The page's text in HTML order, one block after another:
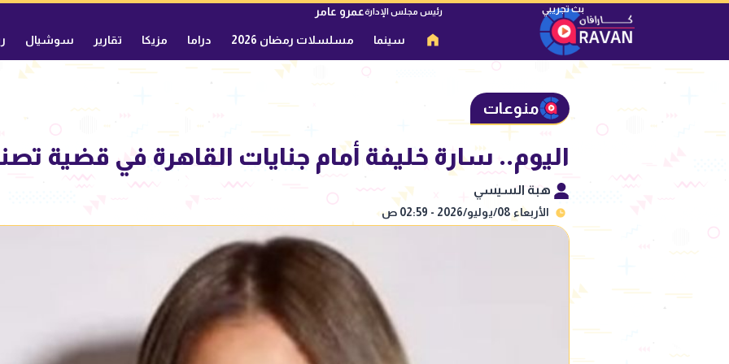
رئيس مجلس الإدارةعمرو عامر
سينما مسلسلات رمضان 2026 دراما مزيكا تقارير سوشيال
منوعات
اليوم.. سارة خليفة أمام جنايات القاهرة في قضية
هبة السيسي
الأربعاء 08/يوليو/2026 - 02:59 ص